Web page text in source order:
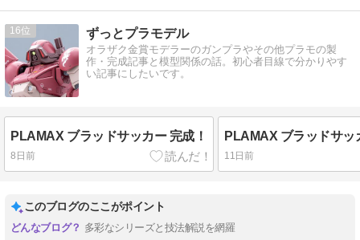
16 ずっとプラモデル
オラザク金賞モデラーのガンプラやその他プラモの製
作・完成記事と模型関係の話。初心者目線で分かりやす
い記事にしたいです。
PLAMAX ブラッドサッカー 完成！
8日前 11日前
このブログのここがポイント
多彩なシリーズと技法解説を網羅